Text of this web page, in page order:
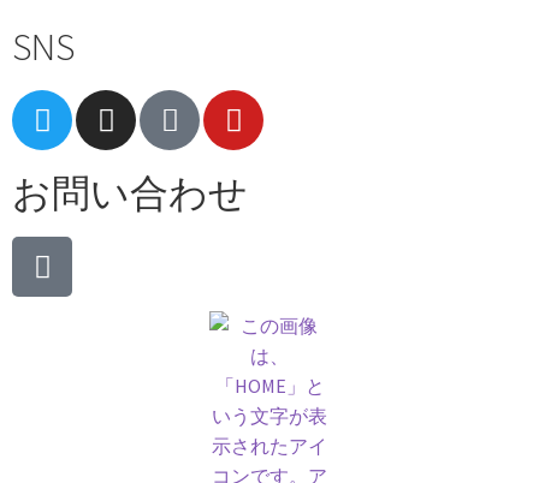
SNS
お問い合わせ